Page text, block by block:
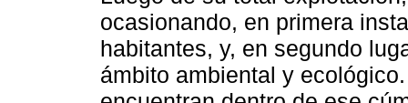
ocasionando, en primera
habitantes, y, en segundo
ámbito ambiental y